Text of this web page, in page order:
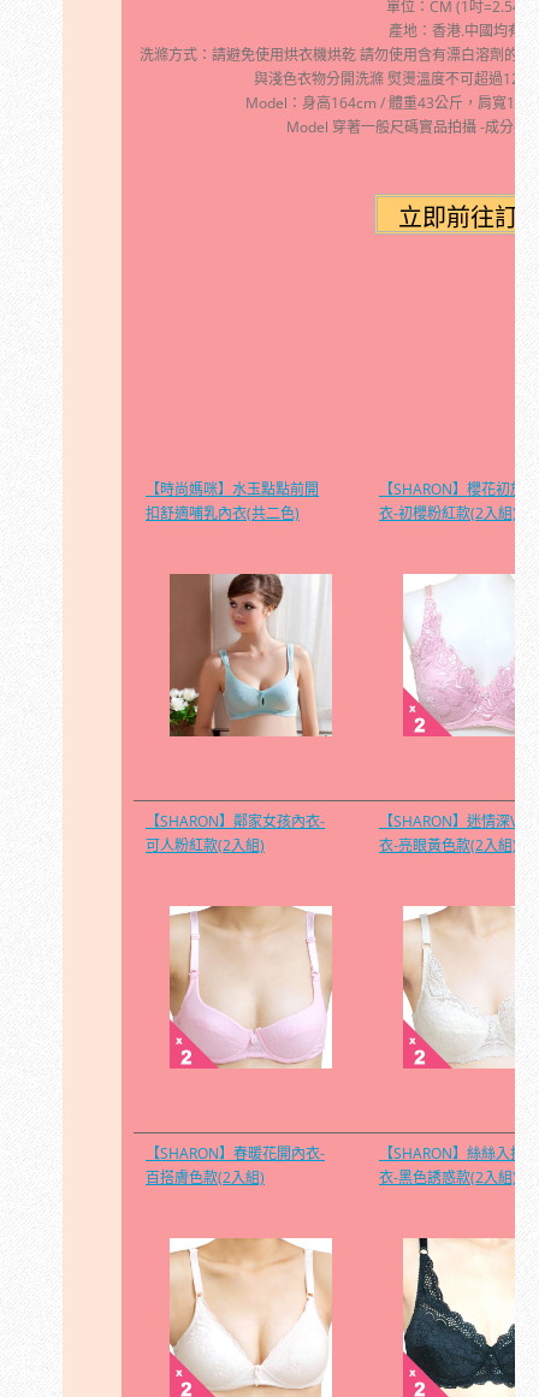
單位：CM (1吋=2.54公
產地：香港.中國均有
洗滌方式：請避免使用烘衣機烘乾 請勿使用含有漂白溶劑的
與淺色衣物分開洗滌 熨燙溫度不可超過120
Model：身高164cm / 體重43公斤，肩寬
Model 穿著一般尺碼實品拍攝 -成分--
【時尚媽咪】水玉點點前開
扣舒適哺乳內衣(共二色)
【SHARON】櫻花初放內
衣-初櫻粉紅款(2入組)
【SHARON】鄰家女孩內衣-
可人粉紅款(2入組)
【SHARON】迷情深V內
衣-亮眼黃色款(2入組)
【SHARON】春暖花開內衣-
百搭膚色款(2入組)
【SHARON】絲絲入扣內
衣-黑色誘惑款(2入組)